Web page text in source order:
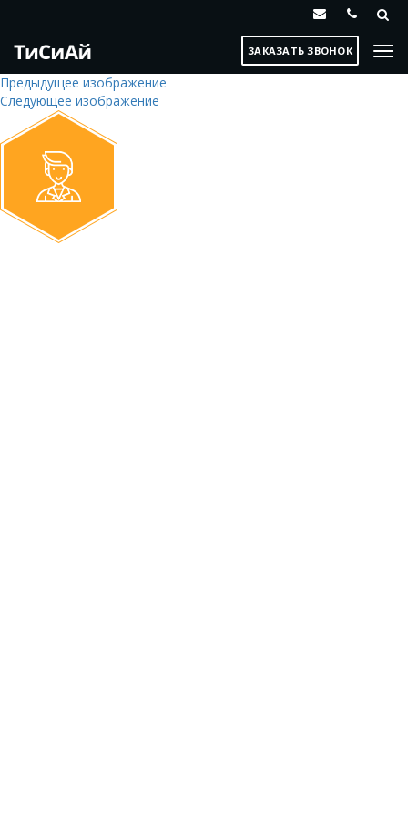
ЗАКАЗАТЬ ЗВОНОК
Предыдущее изображение
Следующее изображение